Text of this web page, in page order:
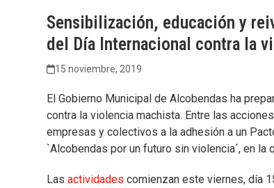
Sensibilización, educación y
del Día Internacional contra la
15 noviembre, 2019
El Gobierno Municipal de Alcobendas ha
contra la violencia machista. Entre las
empresas y colectivos a la adhesión a un
`Alcobendas por un futuro sin violencia´, en
Lasactividadescomienzan este viernes, día